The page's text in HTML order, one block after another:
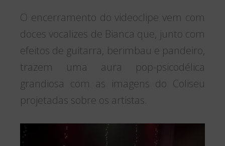
O encerramento do videoclipe vem com
doces vocalizes de Bianca que, junto com
efeitos de guitarra, berimbau e pandeiro,
trazem uma aura pop-psicodélica
grandiosa com as imagens do Coliseu
projetadas sobre os artistas.